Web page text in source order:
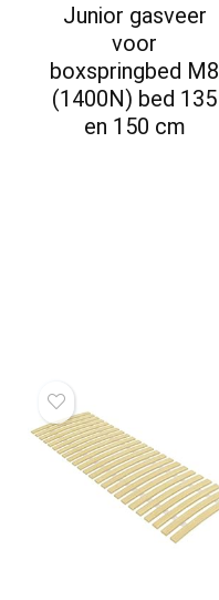
Junior gasveer
voor
boxspringbed M8
(1400N) bed 135
en 150 cm